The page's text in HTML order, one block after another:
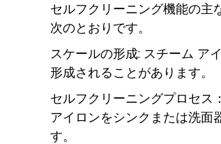
セルフクリーニング機能の主
次のとおりです。
スケールの形成: スチーム ア
形成されることがあります。
セルフクリーニングプロセス
アイロンをシンクまたは洗面
す。